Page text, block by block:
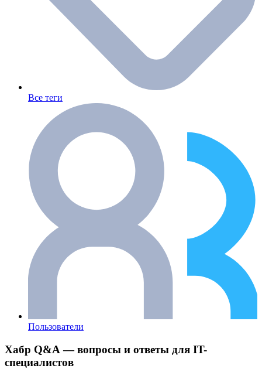
Все теги
Пользователи
Хабр Q&A — вопросы и ответы для IT-
специалистов